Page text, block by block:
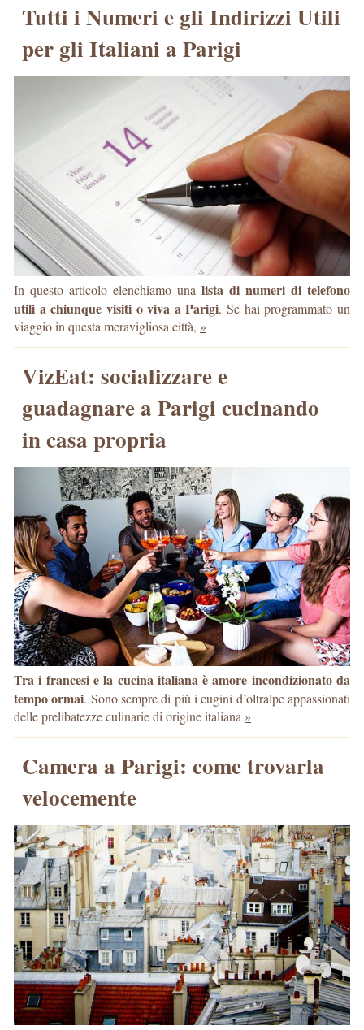
Tutti i Numeri e gli Indirizzi Utili
per gli Italiani a Parigi
In questo articolo elenchiamo una lista di numeri di telefono
utili a chiunque visiti o viva a Parigi. Se hai programmato un
viaggio in questa meravigliosa città, »
VizEat: socializzare e
guadagnare a Parigi cucinando
in casa propria
Tra i francesi e la cucina italiana è amore incondizionato da
tempo ormai. Sono sempre di più i cugini d’oltralpe appassionati
delle prelibatezze culinarie di origine italiana »
Camera a Parigi: come trovarla
velocemente